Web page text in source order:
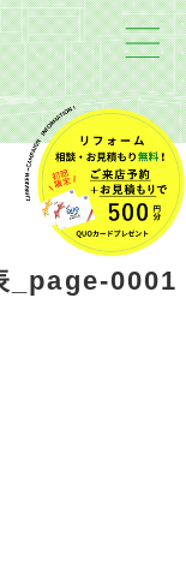
0001